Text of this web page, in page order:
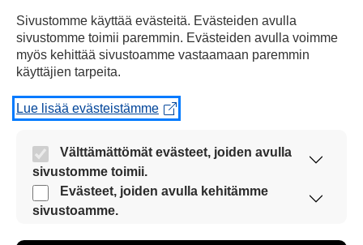
Sivustomme käyttää evästeitä. Evästeiden avulla
sivustomme toimii paremmin. Evästeiden avulla voimme
myös kehittää sivustoamme vastaamaan paremmin
käyttäjien tarpeita.
Lue lisää evästeistämme
Välttämättömät evästeet, joiden avulla
sivustomme toimii.
Nämä evästeet ovat aina käytössä, jotta
sivustoamme voi käyttää sujuvasti ja turvallisesti.
Evästeet, joiden avulla kehitämme
sivustoamme.